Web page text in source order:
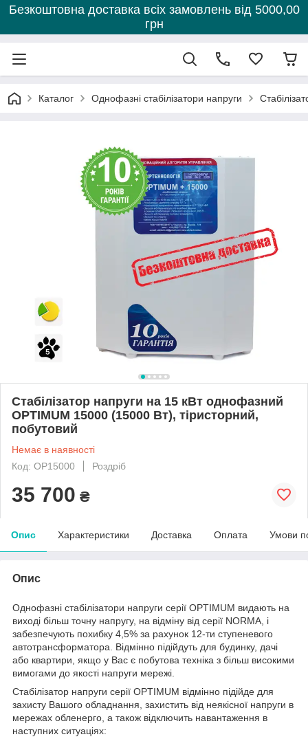
Безкоштовна доставка всіх замовлень від 5000,00
грн
Каталог Однофазні стабілізатори напруги
Стабілізатор напруги на 15 кВт однофазний
OPTIMUM 15000 (15000 Вт), тіристорний,
побутовий
Немає в наявності
Код: OP15000
Роздріб
35 700 ₴
Опис Характеристики Доставка Оплата Умови
Опис
Однофазні стабілізатори напруги серії OPTIMUM видають на
виході більш точну напругу, на відміну від серії NORMA, і
забезпечують похибку 4,5% за рахунок 12-ти ступеневого
автотрансформатора. Відмінно підійдуть для будинку, дачі
або квартири, якщо у Вас є побутова техніка з більш високими
вимогами до якості напруги мережі.
Стабілізатор напруги серії OPTIMUM відмінно підійде для
захисту Вашого обладнання, захистить від неякісної напруги в
мережах обленерго, а також відключить навантаження в
наступних ситуаціях: